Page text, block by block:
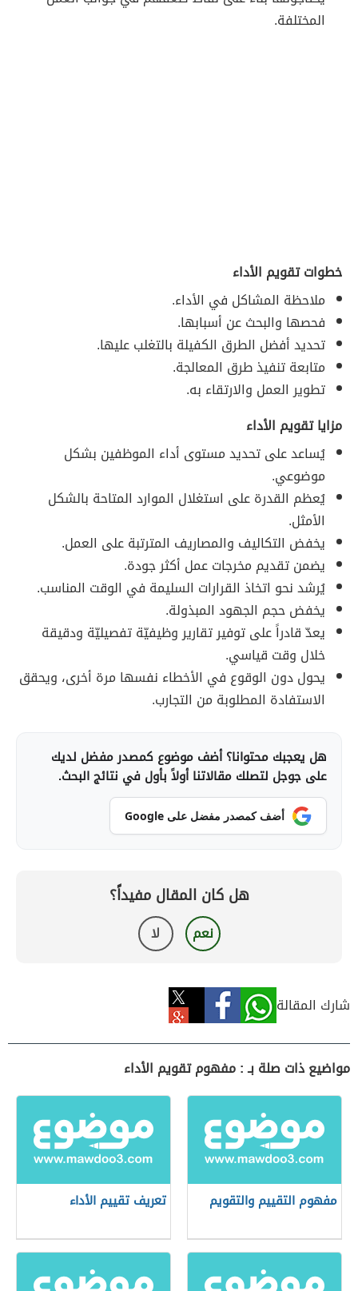
المختلفة.
خطوات تقويم الأداء
ملاحظة المشاكل في الأداء.
فحصها والبحث عن أسبابها.
تحديد أفضل الطرق الكفيلة بالتغلب عليها.
متابعة تنفيذ طرق المعالجة.
تطوير العمل والارتقاء به.
مزايا تقويم الأداء
يُساعد على تحديد مستوى أداء الموظفين بشكل
موضوعي.
يُعظم القدرة على استغلال الموارد المتاحة بالشكل
الأمثل.
يخفض التكاليف والمصاريف المترتبة على العمل.
يضمن تقديم مخرجات عمل أكثر جودة.
يُرشد نحو اتخاذ القرارات السليمة في الوقت المناسب.
يخفض حجم الجهود المبذولة.
يعدّ قادراً على توفير تقارير وظيفيّة تفصيليّة ودقيقة
خلال وقت قياسي.
يحول دون الوقوع في الأخطاء نفسها مرة أخرى، ويحقق
الاستفادة المطلوبة من التجارب.
هل يعجبك محتوانا؟ أضف موضوع كمصدر مفضل لديك
على جوجل لتصلك مقالاتنا أولاً بأول في نتائج البحث.
أضف كمصدر مفضل على Google
هل كان المقال مفيداً؟
نعم لا
شارك المقالة
مواضيع ذات صلة بـ : مفهوم تقويم الأداء
مفهوم التقييم والتقويم تعريف تقييم الأداء